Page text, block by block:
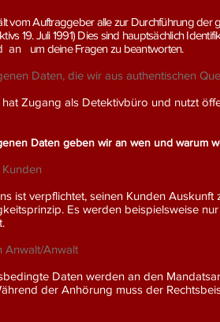
vom Auftraggeber alle zur Durchführung der
19. Juli 1991) Dies sind hauptsächlich
an
um deine Fragen zu beantworten.
Daten, die wir aus authentischen
Zugang als Detektivbüro und nutzt
Daten geben wir an wen und warum
ist verpflichtet, seinen Kunden
Es werden beispielsweise
Anwalt/Anwalt
Daten werden an den
der Anhörung muss der